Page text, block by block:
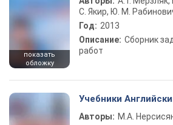
показать
обложку
С. Якир, Ю. М.
Год: 2013
Описание: Сборник
работ
Учебники
Авторы: М.А.